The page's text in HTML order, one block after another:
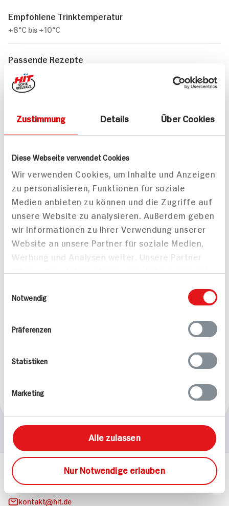
Zustimmung Details Über Cookies
Diese Webseite verwendet Cookies
Wir verwenden Cookies, um Inhalte und Anzeigen
zu personalisieren, Funktionen für soziale
Medien anbieten zu können und die Zugriffe auf
unsere Website zu analysieren. Außerdem geben
wir Informationen zu Ihrer Verwendung unserer
Website an unsere Partner für soziale Medien,
Werbung und Analysen weiter. Unsere Partner
bereitgestellt haben oder die sie im Rahmen
Notwendig
Präferenzen
Statistiken
Marketing
Alle zulassen
Nur Notwendige erlauben
Empfohlene Trinktemperatur
+8°C bis +10°C
Passende Rezepte
Weißwein-Senf-Schaum
mit Wirsinggemüse
55 min
Möhren Stampf an
Fenchel-Knoblauch
45 min
876 kcal p. Portion
gebraten mit Bärlauch-
Champignons
926 kcal p. Portion
376 kcal p. Portion
Häufig gestellte Fragen
Mehr Informationen in unserem FAQ
kontakt
hit.de